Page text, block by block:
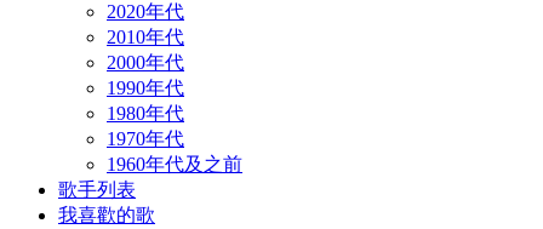
2020年代
2010年代
2000年代
1990年代
1980年代
1970年代
1960年代及之前
歌手列表
我喜歡的歌